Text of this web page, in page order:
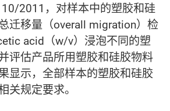
2011，对样本中的塑胶和硅
迁移量（overall migration）检
acid（w/v）浸泡不同的塑
评估产品所用塑胶和硅胶物料
显示，全部样本的塑胶和硅胶
关规定要求。